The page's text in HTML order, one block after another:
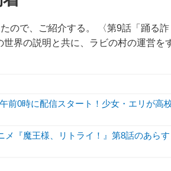
ので、ご紹介する。 〈第9話「踊る詐
界の説明と共に、ラビの村の運営を
前0時に配信スタート！少女・エリが高
『魔王様、リトライ！』第8話のあらす